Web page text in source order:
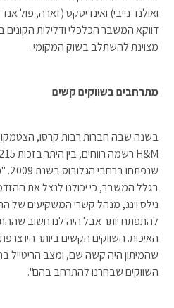
ואולנד נייבי) ואינדיטקס (זארה, פול
דווקא המשבר הכלכלי ודלילות הקונים
מצוינת להשתלב בשוק המקומי.
מתרחבים בשווקים קשים
בשנה שבה חברות רבות קרסו,
בגלל המשבר, כי יכולנו לנצל את
נילס וינג, מנהל קשרי המשקיעים של
להתפתח יותר אבל היה לנו חשוב
האיכות. השווקים הקשים ביותר היו
שהמיתון היה קשה שם, ומצב הריטייל
השווקים שבחרנו להתרחב בהם".